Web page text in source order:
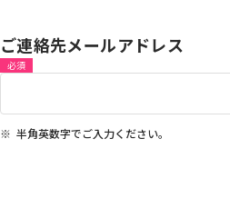
ご連絡先メールアドレス
必須
半角英数字でご入力ください。